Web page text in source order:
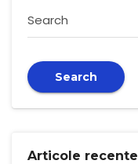
Search
Search
Articole recente